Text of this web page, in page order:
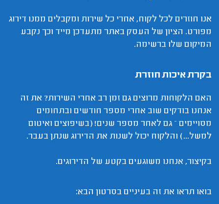
אנו חוזרים לכל לקוח, אחרי כל שירות ומקבלים ממנו דירוג
מפורט. הציון של העסק באתר מתעדכן מייד וכך נקבע
המיקום שלו ברשימה.
בקרת איכות חוזרת
האם הלקוחות מרוצים גם זמן רב אחרי השירות? את זה
אנחנו בודקים שוב אחרי מספר חודשים ובתחומים
מסויימים – גם לאחר מספר שנים! (בשיפוצים ואיטום
למשל...) והלקוח יכול לשנות את הדירוג שנתן בעבר.
בקיצור, אנחנו משוגעים בקטע של הדירוגים.
בואו תראו את זה בעיניים בסרטון הבא: